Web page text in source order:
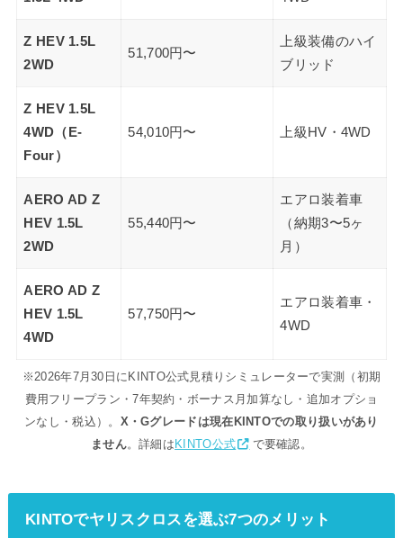
Z HEV 1.5L
2WD
51,700円〜
上級装備のハイ
ブリッド
Z HEV 1.5L
4WD（E-
Four）
54,010円〜 上級HV・4WD
AERO AD Z
HEV 1.5L
2WD
55,440円〜
エアロ装着車
（納期3〜5ヶ
月）
AERO AD Z
HEV 1.5L
4WD
57,750円〜
エアロ装着車・
4WD
※2026年7月30日にKINTO公式見積りシミュレーターで実測（初期
費用フリープラン・7年契約・ボーナス月加算なし・追加オプショ
ンなし・税込）。 X・Gグレードは現在KINTOでの取り扱いがあり
ません。詳細は KINTO公式 で要確認。
KINTOでヤリスクロスを選ぶ7つのメリット